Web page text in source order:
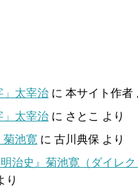
」太宰治 に 本サイト作者
」太宰治 に さとこ より
菊池寛 に 古川典保 より
明治史』菊池寛（ダイレク
り